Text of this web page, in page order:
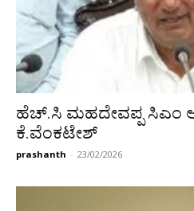
ಹೆಚ್.ಸಿ ಮಹದೇವಪ್ಪ ಸಿಎಂ
ಕೆ.ವೆಂಕಟೇಶ್
prashanth - 23/02/2026